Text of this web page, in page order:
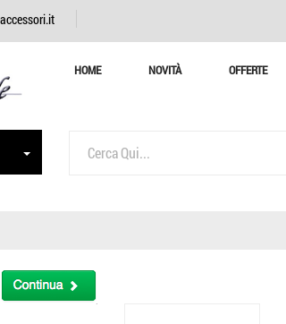
HOME NOVITÀ OFFERTE